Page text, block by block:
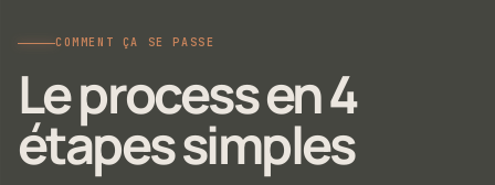
COMMENT ÇA SE PASSE
Le process en 4
étapes simples